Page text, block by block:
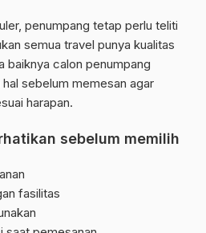
penumpang tetap perlu teliti
semua travel punya kualitas
baiknya calon penumpang
sebelum memesan agar
harapan.
sebelum memilih
fasilitas